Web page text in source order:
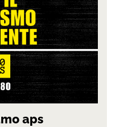
aps